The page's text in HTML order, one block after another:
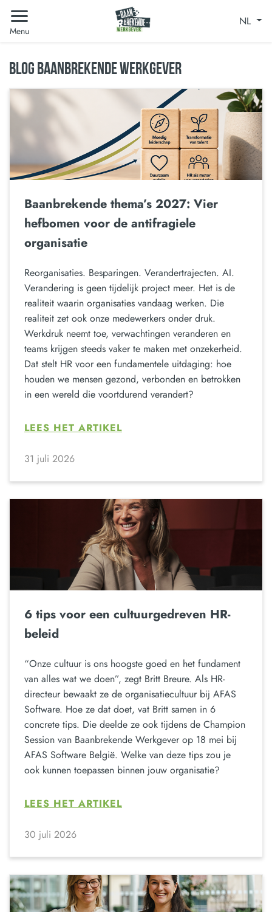
Menu
NL
BLOG BAANBREKENDE WERKGEVER
Baanbrekende thema’s 2027: Vier
hefbomen voor de antifragiele
organisatie
Reorganisaties. Besparingen. Verandertrajecten. AI.
Verandering is geen tijdelijk project meer. Het is de
realiteit waarin organisaties vandaag werken. Die
realiteit zet ook onze medewerkers onder druk.
Werkdruk neemt toe, verwachtingen veranderen en
teams krijgen steeds vaker te maken met onzekerheid.
Dat stelt HR voor een fundamentele uitdaging: hoe
houden we mensen gezond, verbonden en betrokken
in een wereld die voortdurend verandert?
LEES HET ARTIKEL
31 juli 2026
6 tips voor een cultuurgedreven HR-
beleid
“Onze cultuur is ons hoogste goed en het fundament
van alles wat we doen”, zegt Britt Breure. Als HR-
directeur bewaakt ze de organisatiecultuur bij AFAS
Software. Hoe ze dat doet, vat Britt samen in 6
concrete tips. Die deelde ze ook tijdens de Champion
Session van Baanbrekende Werkgever op 18 mei bij
AFAS Software België. Welke van deze tips zou je
ook kunnen toepassen binnen jouw organisatie?
LEES HET ARTIKEL
30 juli 2026